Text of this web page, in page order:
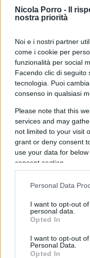
Nicola Porro -
Il
nostra priorità
Noi e i nostri partner
come i cookie per
funzionalità per social
Facendo clic di seguito
tecnologia. Puoi
consenso in qualsiasi
Please note that this
services and may
not limited to your visit
grant or deny consent
use your data for
consent section.
Personal Data
I want to opt-out
personal data.
Opted In
I want to opt-out
Personal Data.
Opted In
Non
sbagliate dallo
portato il titolo a
cali che, sommati
in corso, è intorno